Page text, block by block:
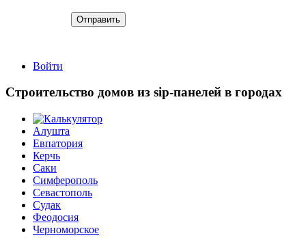
Войти
Строительство домов из sip-панелей в городах
Алушта
Евпатория
Керчь
Саки
Симферополь
Севастополь
Судак
Феодосия
Черноморское